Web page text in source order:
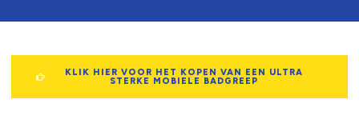
KLIK HIER VOOR HET KOPEN VAN EEN ULTRA
STERKE MOBIELE BADGREEP